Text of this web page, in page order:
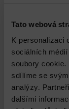
Tato webová
K personalizaci
sociálních
soubory cookie.
sdílíme se
analýzy.
dalšími
Technický